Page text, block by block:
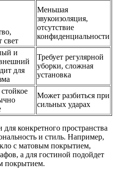
свет
Меньшая
звукоизоляция,
отсутствие
конфиденциальности
и
для
Требует регулярной
уборки, сложная
установка
Может разбиться при
сильных ударах
конкретного пространства
и стиль. Например,
с матовым покрытием,
а для гостиной подойдет
покрытием.